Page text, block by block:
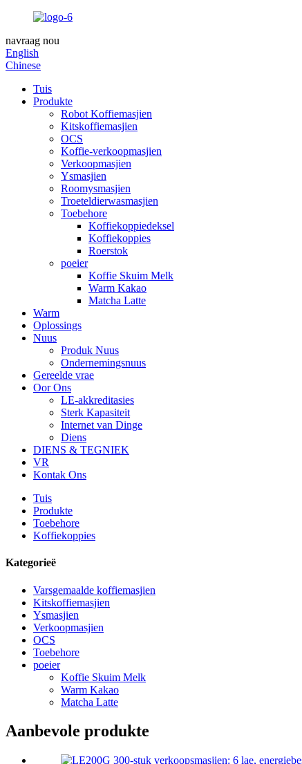
navraag nou
English
Chinese
Tuis
Produkte
Robot Koffiemasjien
Kitskoffiemasjien
OCS
Koffie-verkoopmasjien
Verkoopmasjien
Ysmasjien
Roomysmasjien
Troeteldierwasmasjien
Toebehore
Koffiekoppiedeksel
Koffiekoppies
Roerstok
poeier
Koffie Skuim Melk
Warm Kakao
Matcha Latte
Warm
Oplossings
Nuus
Produk Nuus
Ondernemingsnuus
Gereelde vrae
Oor Ons
LE-akkreditasies
Sterk Kapasiteit
Internet van Dinge
Diens
DIENS & TEGNIEK
VR
Kontak Ons
Tuis
Produkte
Toebehore
Koffiekoppies
Kategorieë
Varsgemaalde koffiemasjien
Kitskoffiemasjien
Ysmasjien
Verkoopmasjien
OCS
Toebehore
poeier
Koffie Skuim Melk
Warm Kakao
Matcha Latte
Aanbevole produkte